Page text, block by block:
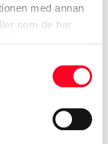
med annan
som de har
om den fälg
lopp och
hade ut från